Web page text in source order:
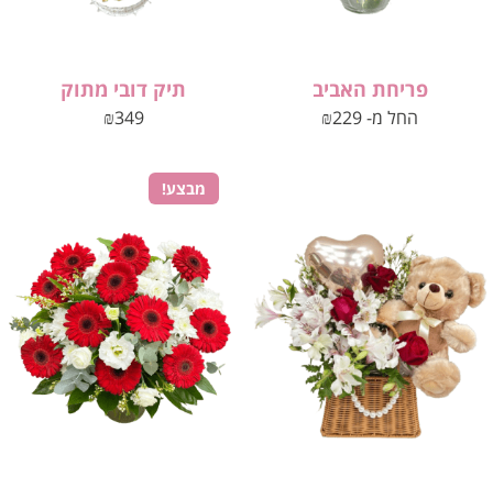
פריחת האביב
החל מ- ₪229
תיק דובי מתוק
₪349
מבצע!